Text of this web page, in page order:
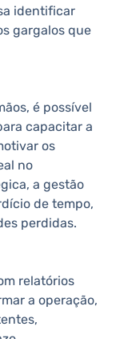
identificar
gargalos que
é possível
capacitar a
os
no
a gestão
de tempo,
perdidas.
relatórios
a operação,